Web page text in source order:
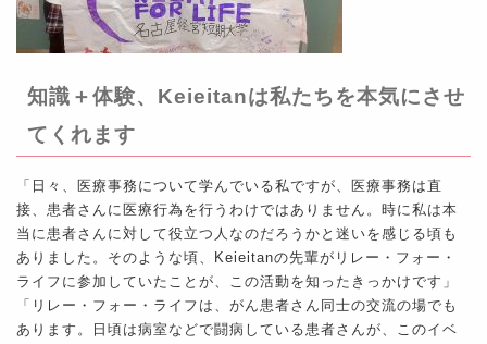
知識＋体験、Keieitanは私たちを本気にさせ
てくれます
「日々、医療事務について学んでいる私ですが、医療事務は直
接、患者さんに医療行為を行うわけではありません。時に私は本
当に患者さんに対して役立つ人なのだろうかと迷いを感じる頃も
ありました。そのような頃、Keieitanの先輩がリレー・フォー・
ライフに参加していたことが、この活動を知ったきっかけです」
「リレー・フォー・ライフは、がん患者さん同士の交流の場でも
あります。日頃は病室などで闘病している患者さんが、このイベ